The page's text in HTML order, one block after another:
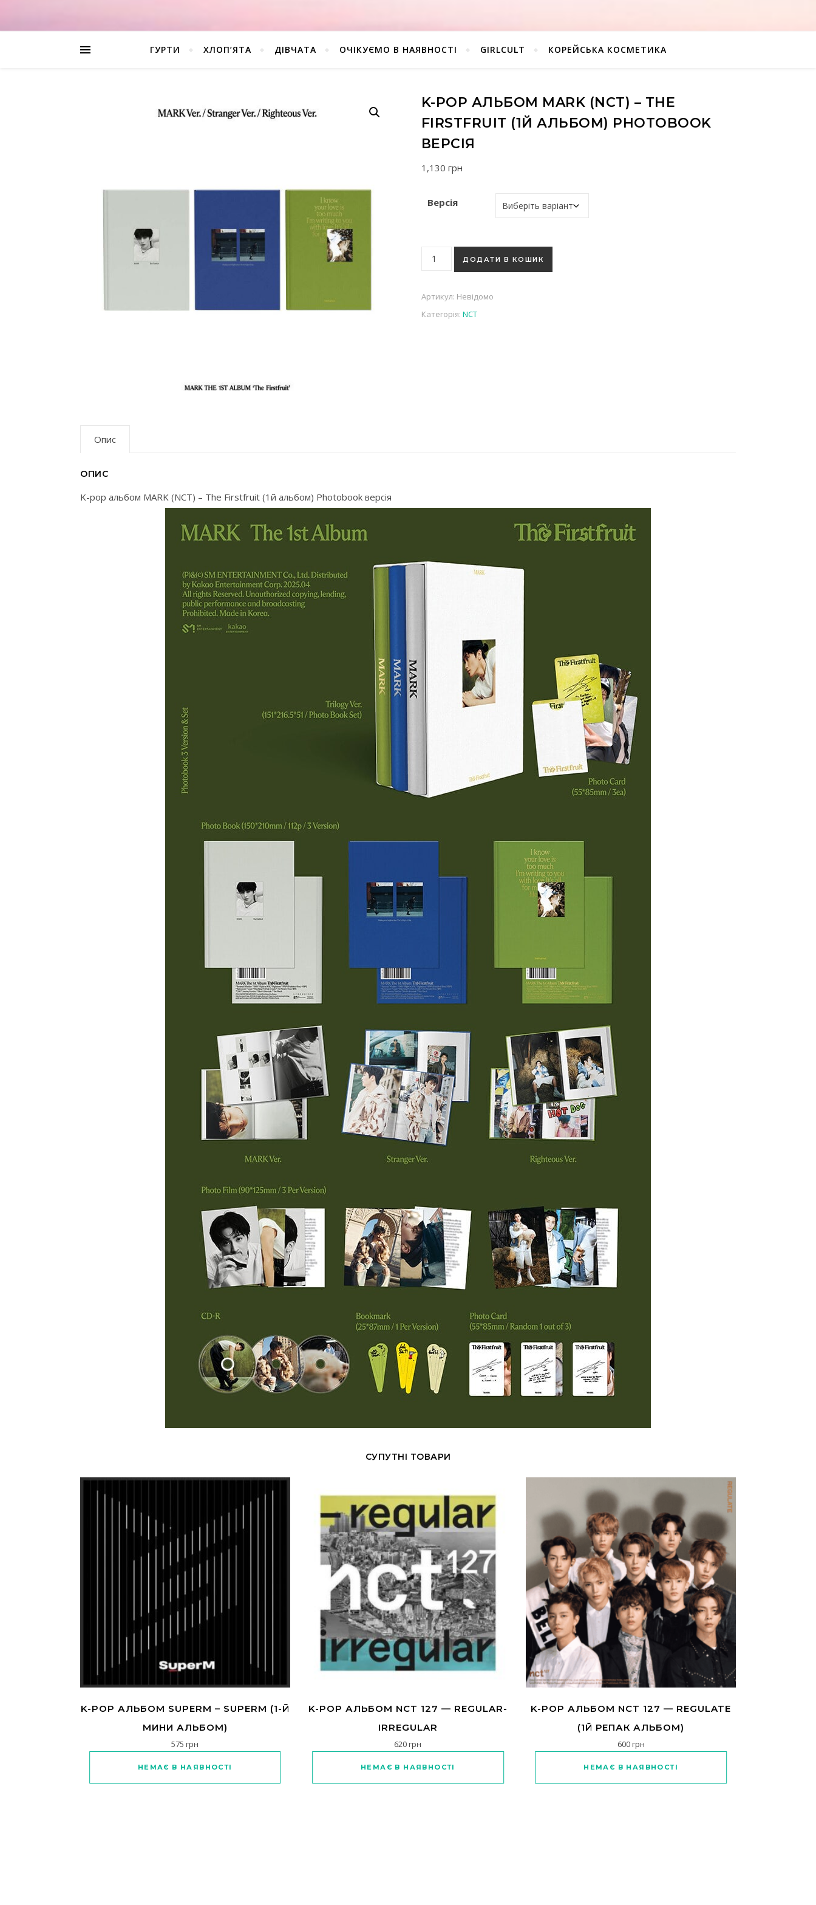
ГУРТИ ХЛОП’ЯТА ДІВЧАТА ОЧІКУЄМО В НАЯВНОСТІ GIRLCULT КОРЕЙСЬКА КОСМЕТИКА
K-POP АЛЬБОМ MARK (NCT) – THE
FIRSTFRUIT (1Й АЛЬБОМ) PHOTOBOOK
ВЕРСІЯ
1,130 грн
Версія
K-pop альбом MARK (NCT) - The Firstfruit (1й альбом) Photobook версія кількість
ДОДАТИ В КОШИК
Артикул: Невідомо
Категорія: NCT
Опис
ОПИС
K-pop альбом MARK (NCT) – The Firstfruit (1й альбом) Photobook версія
СУПУТНІ ТОВАРИ
K-POP АЛЬБОМ SUPERM – SUPERM (1-Й
МИНИ АЛЬБОМ)
575грн
НЕМАЄ В НАЯВНОСТІ
K-POP АЛЬБОМ NCT 127 — REGULAR-
IRREGULAR
620грн
НЕМАЄ В НАЯВНОСТІ
K-POP АЛЬБОМ NCT 127 — REGULATE
(1Й РЕПАК АЛЬБОМ)
600грн
НЕМАЄ В НАЯВНОСТІ